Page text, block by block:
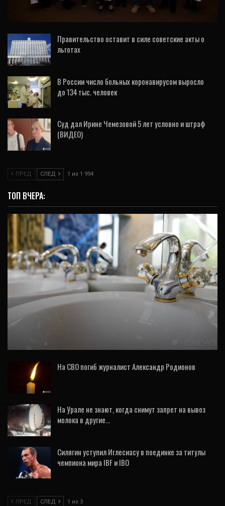
праздником
Правительство оставит в силе советские акты о
льготах
В России число больных коронавирусом выросло
до 134 тыс. человек
Суд дал Ирине Чемезовой 5 лет условно и штраф
(ВИДЕО)
ПРЕД СЛЕД 1 из 1 994
ТОП ВЧЕРА:
На СВО погиб журналист Александр Родионов
На Урале не знают, когда снимут запрет на вывоз
молока в другие…
Силягин уступил Иглесиасу в поединке за титулы
чемпиона мира IBF и IBO
ПРЕД СЛЕД 1 из 3